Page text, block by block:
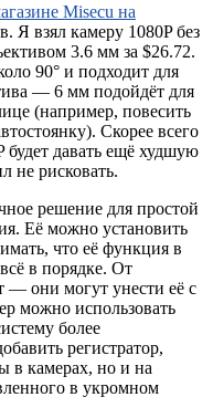
Misecu на
Я взял камеру 1080P без
3.6 мм за $26.72.
90° и подходит для
— 6 мм подойдёт для
(например, повесить
Скорее всего
будет давать ещё худшую
не рисковать.
решение для простой
Её можно установить
что её функция в
в порядке. От
— они могут унести её с
можно использовать
более
регистратор,
в камерах, но и на
в укромном